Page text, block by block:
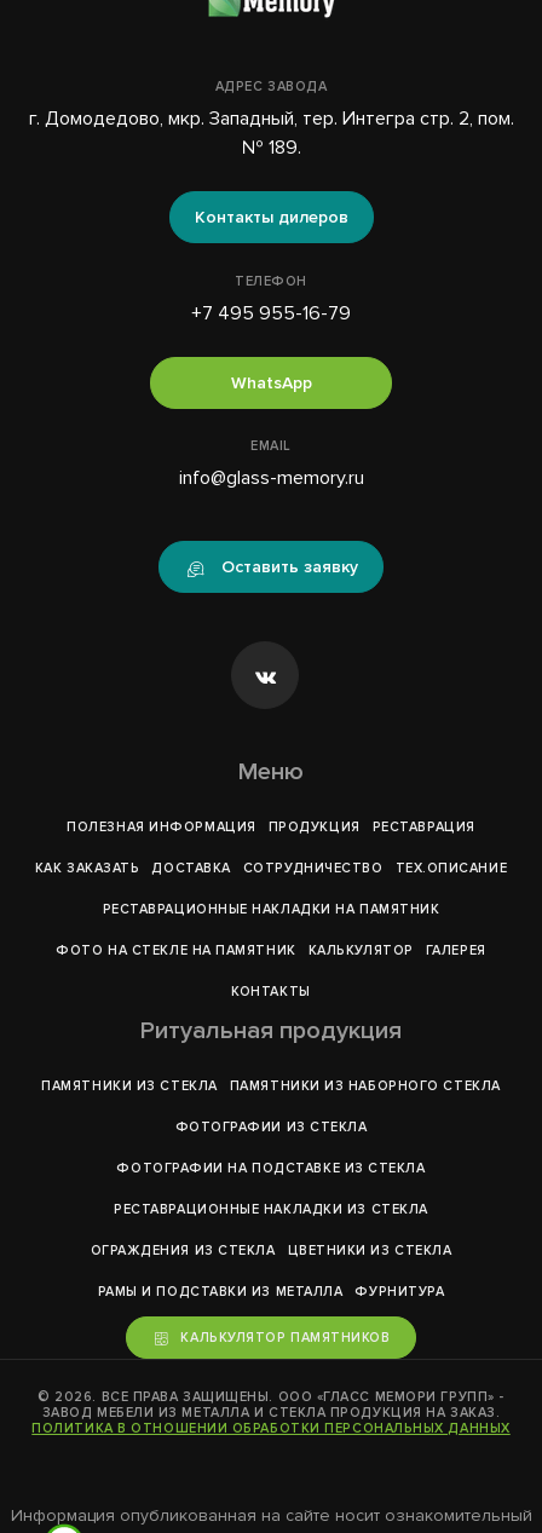
АДРЕС ЗАВОДА
г. Домодедово, мкр. Западный, тер. Интегра стр. 2, пом.
№ 189.
Контакты дилеров
ТЕЛЕФОН
+7 495 955-16-79
WhatsApp
EMAIL
info@glass-memory.ru
Оставить заявку
Меню
ПОЛЕЗНАЯ ИНФОРМАЦИЯ ПРОДУКЦИЯ РЕСТАВРАЦИЯ
КАК ЗАКАЗАТЬ ДОСТАВКА СОТРУДНИЧЕСТВО ТЕХ.ОПИСАНИЕ
РЕСТАВРАЦИОННЫЕ НАКЛАДКИ НА ПАМЯТНИК
ФОТО НА СТЕКЛЕ НА ПАМЯТНИК КАЛЬКУЛЯТОР ГАЛЕРEЯ
КОНТАКТЫ
Ритуальная продукция
ПАМЯТНИКИ ИЗ СТЕКЛА ПАМЯТНИКИ ИЗ НАБОРНОГО СТЕКЛА
ФОТОГРАФИИ ИЗ СТЕКЛА
ФОТОГРАФИИ НА ПОДСТАВКЕ ИЗ СТЕКЛА
РЕСТАВРАЦИОННЫЕ НАКЛАДКИ ИЗ СТЕКЛА
ОГРАЖДЕНИЯ ИЗ СТЕКЛА ЦВЕТНИКИ ИЗ СТЕКЛА
РАМЫ И ПОДСТАВКИ ИЗ МЕТАЛЛА ФУРНИТУРА
КАЛЬКУЛЯТОР ПАМЯТНИКОВ
© 2026. ВСЕ ПРАВА ЗАЩИЩЕНЫ. ООО «ГЛАСС МЕМОРИ ГРУПП» -
ЗАВОД МЕБЕЛИ ИЗ МЕТАЛЛА И СТЕКЛА ПРОДУКЦИЯ НА ЗАКАЗ.
ПОЛИТИКА В ОТНОШЕНИИ ОБРАБОТКИ ПЕРСОНАЛЬНЫХ ДАННЫХ
Информация опубликованная на сайте носит ознакомительный